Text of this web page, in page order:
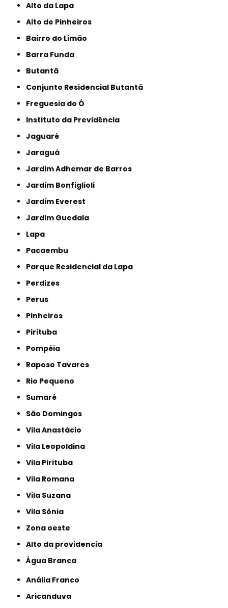
Alto da Lapa
Alto de Pinheiros
Bairro do Limão
Barra Funda
Butantã
Conjunto Residencial Butantã
Freguesia do Ó
Instituto da Previdência
Jaguaré
Jaraguá
Jardim Adhemar de Barros
Jardim Bonfiglioli
Jardim Everest
Jardim Guedala
Lapa
Pacaembu
Parque Residencial da Lapa
Perdizes
Perus
Pinheiros
Pirituba
Pompéia
Raposo Tavares
Rio Pequeno
Sumaré
São Domingos
Vila Anastácio
Vila Leopoldina
Vila Pirituba
Vila Romana
Vila Suzana
Vila Sônia
Zona oeste
alto da providencia
Água Branca
Anália Franco
Aricanduva